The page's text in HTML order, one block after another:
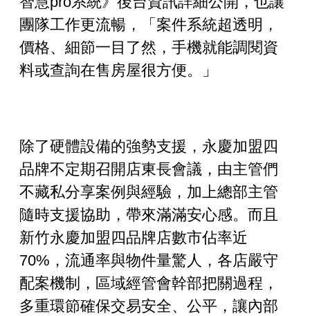
團隊工作更流暢，「案件系統超透明，
價格、細節一目了然，手機就能調閱資
料或查詢在售房屋很方便。」
除了硬體設備的強勢支援，永慶加盟四
品牌不定期召開店東長會議，由主管們
不藏私分享案例與經驗，加上總部主管
隨時支援協助，帶來滿滿安心感。而且
新竹永慶加盟四品牌店數市佔率近
70% ，流通率與物件量驚人，各店嚴守
配案機制，區域經管會幹部把關過程，
多重環節確保交易安全、公平，讓內部